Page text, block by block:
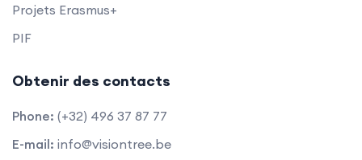
Projets Erasmus+
PIF
Obtenir des contacts
Phone: (+32) 496 37 87 77
E-mail: info@visiontree.be